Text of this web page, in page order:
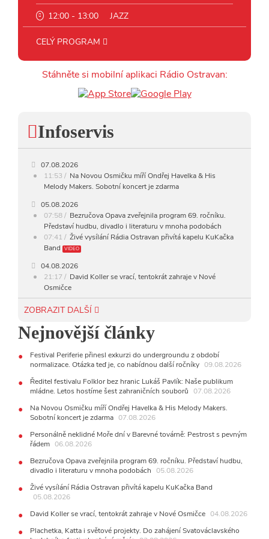
12:00 - 13:00 JAZZ
13:00 - 14:00
14:00 - 15:00 FOLK
15:00 - 16:00 POP STARS
17:00 - 18:00
HARD AND HEAVY
CROSSOVER
18:00 - 20:00 INDEPENDENT
23:00 - 00:00 POTICHU
CELÝ PROGRAM
Stáhněte si mobilní aplikaci Rádio Ostravan:
Infoservis
07.08.2026
11:53
Na Novou Osmičku míří Ondřej Havelka & His
Melody Makers. Sobotní koncert je zdarma
05.08.2026
07:58
Bezručova Opava zveřejnila program 69. ročníku.
Představí hudbu, divadlo i literaturu v mnoha podobách
07:41
Živé vysílání Rádia Ostravan přivítá kapelu KuKačka
Band
VIDEO
04.08.2026
21:17
David Koller se vrací, tentokrát zahraje v Nové
Osmičce
03.08.2026
Svatováclavského hudebního festivalu zbývá měsíc
29.07.2026
11:00
Do Ostravy se vrací britští Modestep, vystoupí v
listopadu v klubu Barrák
VIDEO
10:33
Úsměvné historky ze života ostravské kapely Verše:
Od zapomenutých baterek až po kuriózní krádež kláves
28.07.2026
jen několik desítek posledních vstupenek
27.07.2026
20:44
Zemřela ostravská baletka Vlasta Pavelcová,
10:06
Ladná Čeladná nabídne Olympic, Langerovou i
Kirschner, návštěvníci nově zaplatí už jen pomocí čipů
24.07.2026
17:06
Zpěvačka Tanja vydala nové EP Plamen VIDEO
ZOBRAZIT DALŠÍ
Nejnovější články
Festival Periferie přinesl exkurzi do undergroundu z období
normalizace. Otázka teď je, co nabídnou další ročníky 09.08.2026
Ředitel festivalu Folklor bez hranic Lukáš Pavlík: Naše publikum
mládne. Letos hostíme šest zahraničních souborů 07.08.2026
Na Novou Osmičku míří Ondřej Havelka & His Melody Makers.
Sobotní koncert je zdarma 07.08.2026
Personálně neklidné Moře dní v Barevné továrně: Pestrost s pevným
řádem 06.08.2026
Bezručova Opava zveřejnila program 69. ročníku. Představí hudbu,
divadlo i literaturu v mnoha podobách 05.08.2026
Živé vysílání Rádia Ostravan přivítá kapelu KuKačka Band
05.08.2026
David Koller se vrací, tentokrát zahraje v Nové Osmičce 04.08.2026
Plachetka, Katta i světové projekty. Do zahájení Svatováclavského